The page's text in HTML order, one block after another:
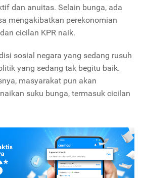
dan anuitas. Selain bunga, ada
mengakibatkan perekonomian
cicilan KPR naik.
sosial negara yang sedang rusuh
yang sedang tak begitu baik.
masyarakat pun akan
suku bunga, termasuk cicilan